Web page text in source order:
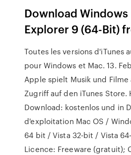
Download
Explorer 9 (64-Bit)
Toutes les versions d'iTunes
pour Windows et Mac. 13.
Apple spielt Musik und
Zugriff auf den iTunes Store.
Download: kostenlos und in
d'exploitation Mac OS /
64 bit / Vista 32-bit / Vista
Licence: Freeware (gratuit);